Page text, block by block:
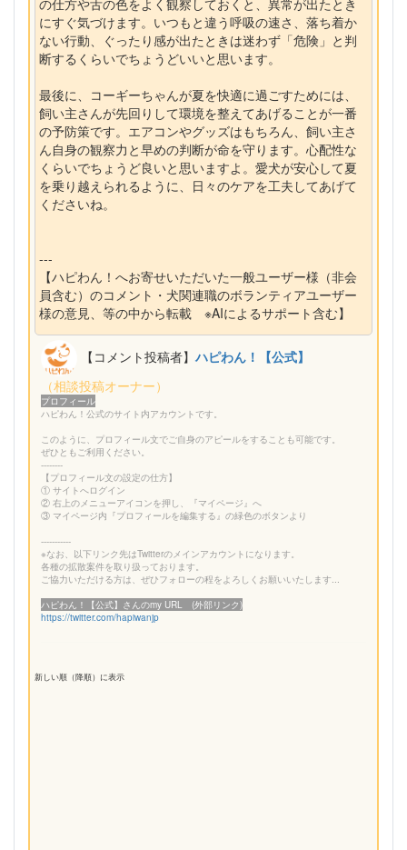
の仕方や舌の色をよく観察しておくと、異常が出たとき
にすぐ気づけます。いつもと違う呼吸の速さ、落ち着か
ない行動、ぐったり感が出たときは迷わず「危険」と判
断するくらいでちょうどいいと思います。
最後に、コーギーちゃんが夏を快適に過ごすためには、
飼い主さんが先回りして環境を整えてあげることが一番
の予防策です。エアコンやグッズはもちろん、飼い主さ
ん自身の観察力と早めの判断が命を守ります。心配性な
くらいでちょうど良いと思いますよ。愛犬が安心して夏
を乗り越えられるように、日々のケアを工夫してあげて
くださいね。
---
【ハピわん！へお寄せいただいた一般ユーザー様（非会
員含む）のコメント・犬関連職のボランティアユーザー
様の意見、等の中から転載 ※AIによるサポート含む】
【コメント投稿者】ハピわん！【公式】
（相談投稿オーナー）
プロフィール
ハピわん！公式のサイト内アカウントです。
このように、プロフィール文でご自身のアピールをすることも可能です。
ぜひともご利用ください。
--------
【プロフィール文の設定の仕方】
① サイトへログイン
② 右上のメニューアイコンを押し、『マイページ』へ
③ マイページ内『プロフィールを編集する』の緑色のボタンより
-----------
※なお、以下リンク先はTwitterのメインアカウントになります。
各種の拡散案件を取り扱っております。
ご協力いただける方は、ぜひフォローの程をよろしくお願いいたします...
ハピわん！【公式】さんのmy URL (外部リンク)
https://twitter.com/hapiwanjp
新しい順（降順）に表示